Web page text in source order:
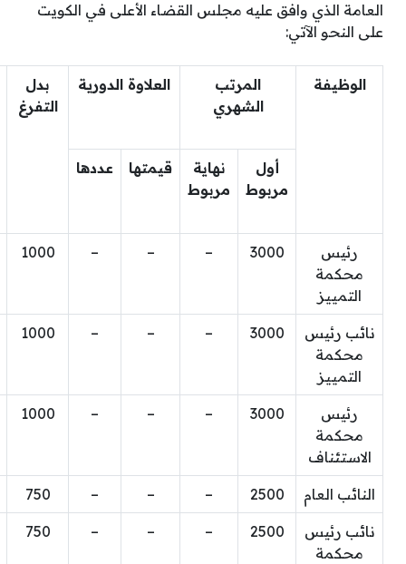
العامة الذي وافق عليه مجلس القضاء الأعلى في الكويت
على النحو الآتي:
الوظيفة
المرتب
الشهري
العلاوة الدورية
بدل
التفرغ
أول
مربوط
نهاية
مربوط
قيمتها عددها
رئيس
محكمة
التمييز
3000
–
–
–
1000
نائب رئيس
محكمة
التمييز
3000
–
–
–
1000
رئيس
محكمة
الاستئناف
3000
–
–
–
1000
النائب العام 2500
–
–
–
750
نائب رئيس
محكمة
2500
–
–
–
750